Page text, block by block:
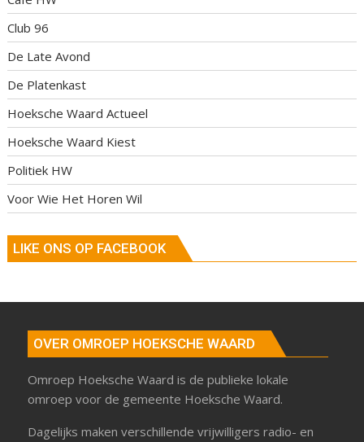
Club 96
De Late Avond
De Platenkast
Hoeksche Waard Actueel
Hoeksche Waard Kiest
Politiek HW
Voor Wie Het Horen Wil
LIKE ONS OP FACEBOOK
OVER OMROEP HOEKSCHE WAARD
Omroep Hoeksche Waard is de publieke lokale
omroep voor de gemeente Hoeksche Waard.
Dagelijks maken verschillende vrijwilligers radio- en